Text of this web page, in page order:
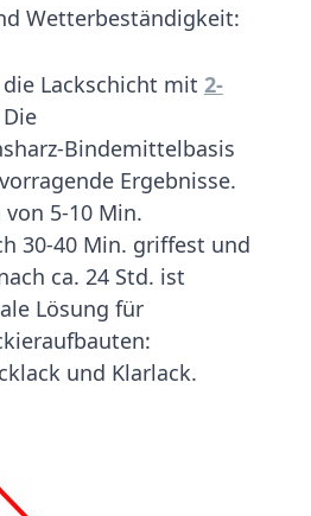
Wetterbeständigkeit:
Lackschicht mit 2-
Bindemittelbasis
Ergebnisse.
5-10 Min.
30-40 Min. griffest und
ca. 24 Std. ist
Lösung für
und Klarlack.